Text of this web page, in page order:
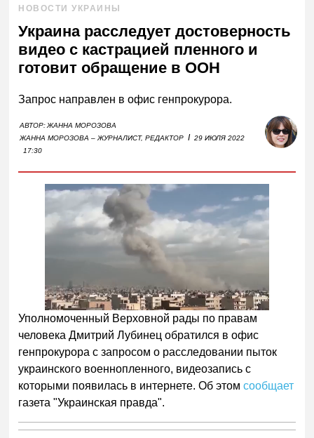
НОВОСТИ УКРАИНЫ
Украина расследует достоверность
видео с кастрацией пленного и
готовит обращение в ООН
Запрос направлен в офис генпрокурора.
АВТОР:ЖАННА МОРОЗОВА
ЖАННА МОРОЗОВА – ЖУРНАЛИСТ, РЕДАКТОР I 29 ИЮЛЯ 2022
17:30
Уполномоченный Верховной рады по правам
человека Дмитрий Лубинец обратился в офис
генпрокурора с запросом о расследовании пыток
украинского военнопленного, видеозапись с
которыми появилась в интернете. Об этом сообщает
газета "Украинская правда".